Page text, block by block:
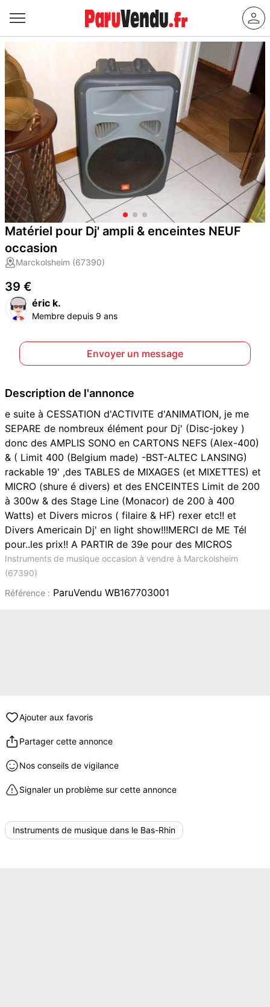
Matériel pour Dj' ampli & enceintes NEUF
occasion
Marckolsheim (67390)
39 €
éric k.
Membre depuis 9 ans
Envoyer un message
Description de l'annonce
e suite à CESSATION d'ACTIVITE d'ANIMATION, je me
SEPARE de nombreux élément pour Dj' (Disc-jokey )
donc des AMPLIS SONO en CARTONS NEFS (Alex-400)
& ( Limit 400 (Belgium made) -BST-ALTEC LANSING)
rackable 19' ,des TABLES de MIXAGES (et MIXETTES) et
MICRO (shure é divers) et des ENCEINTES Limit de 200
à 300w & des Stage Line (Monacor) de 200 à 400
Watts) et Divers micros ( filaire & HF) rexer etc!! et
Divers Americain Dj' en light show!!!MERCI de ME Tél
pour..les prix!! A PARTIR de 39e pour des MICROS
Instruments de musique occasion à vendre à Marckolsheim
(67390)
Référence : ParuVendu WB167703001
Ajouter aux favoris
Partager cette annonce
Nos conseils de vigilance
Signaler un problème sur cette annonce
Instruments de musique dans le Bas-Rhin